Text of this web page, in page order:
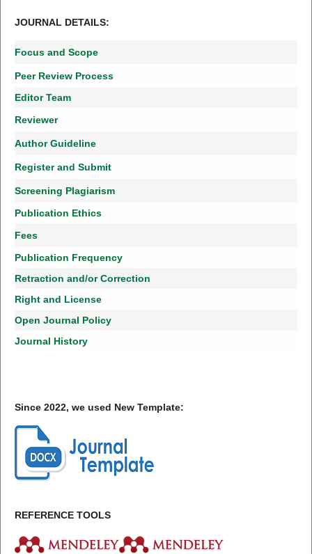
JOURNAL DETAILS:
Focus and Scope
Peer Review Process
Editor Team
Reviewer
Author Guideline
Register and Submit
Screening Plagiarism
Publication Ethics
Fees
Publication Frequency
Retraction and/or Correction
Right and License
Open Journal Policy
Journal History
Since 2022, we used New Template:
REFERENCE TOOLS